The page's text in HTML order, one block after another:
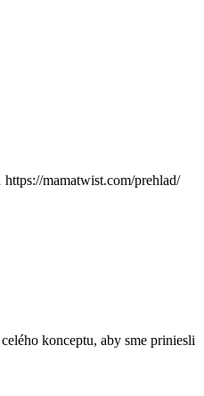
mamatwist.com/prehlad/
konceptu, aby sme priniesli